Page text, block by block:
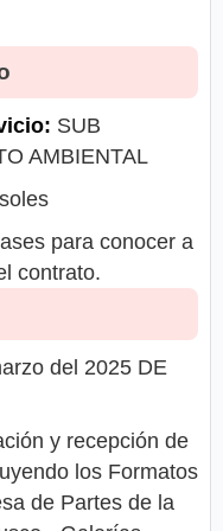
SUB
AMBIENTAL
para conocer a
contrato.
del 2025 DE
y recepción de
los Formatos
de Partes de la